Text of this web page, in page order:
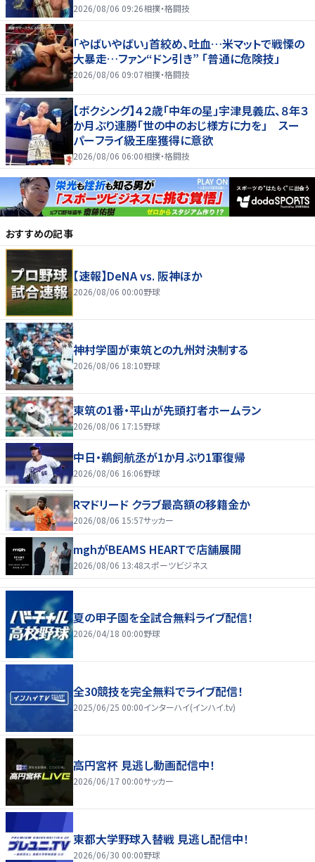
2026/08/06 09:26相撲・格闘技
「やばいやばい」首絞め、吐血…米マットで戦慄の
大暴走…ファン“ドン引き” 「普通に危険技」
2026/08/06 09:07相撲・格闘技
【ボクシング】４２歳「中年の星」宇津見義広、８年３
か月ぶり連勝「世の中のおじ様方に力を」 スー
パーフライ級王座獲得に意欲
2026/08/06 06:00相撲・格闘技
おすすめの記事
【速報】DeNA vs. 阪神ほか
2026/08/06 00:00野球
神村学園が東筑との九州対決制する
2026/08/06 18:10野球
東筑の1番・平山が先頭打者ホームラン
2026/08/06 17:15野球
中日・鵜飼航丞が1か月ぶり1軍復帰
2026/08/06 16:06野球
Rマドリード クラブ最高額の移籍金か
2026/08/06 15:57サッカー
mghがBEAMS HEARTで店舗展開
2026/08/06 13:48スポーツビジネス
夏の甲子園を全試合無料ライブ配信！
2026/04/18 00:00野球
全30競技を完全無料でライブ配信！
2025/06/25 00:00インターハイ(インハイ.tv)
高円宮杯 見逃し動画配信中！
2026/06/17 00:00サッカー
東都大学野球入替戦 見逃し配信中！
2026/06/30 00:00野球